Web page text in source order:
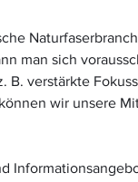
man sich
B. verstärkte
wir unsere